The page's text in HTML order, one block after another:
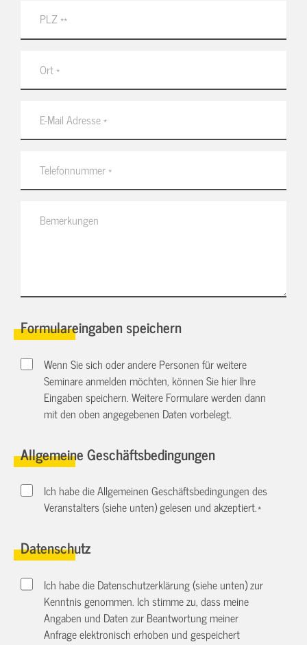
Formulareingaben speichern
Wenn Sie sich oder andere Personen für weitere
Seminare anmelden möchten, können Sie hier Ihre
Eingaben speichern. Weitere Formulare werden dann
mit den oben angegebenen Daten vorbelegt.
Allgemeine Geschäftsbedingungen
Ich habe die Allgemeinen Geschäftsbedingungen des
Veranstalters (siehe unten) gelesen und akzeptiert.*
Datenschutz
Ich habe die Datenschutzerklärung (siehe unten) zur
Kenntnis genommen. Ich stimme zu, dass meine
Angaben und Daten zur Beantwortung meiner
Anfrage elektronisch erhoben und gespeichert